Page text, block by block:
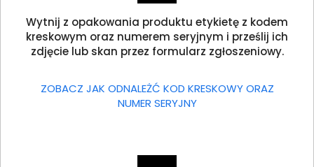
Wytnij z opakowania produktu etykietę z kodem
kreskowym oraz numerem seryjnym i prześlij ich
zdjęcie lub skan przez formularz zgłoszeniowy.
ZOBACZ JAK ODNALEŻĆ KOD KRESKOWY ORAZ
NUMER SERYJNY